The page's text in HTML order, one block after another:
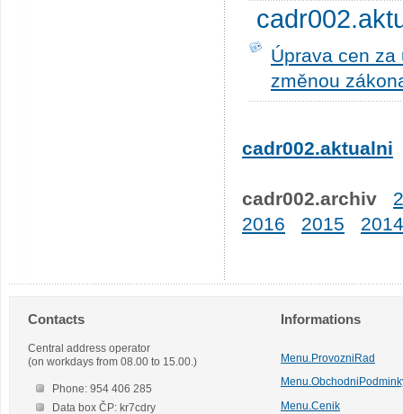
Úprava cen
změnou
cadr002.aktualni
cadr002.archiv
2016
2015 2014
Contacts
Central address operator
(on workdays from 08.00 to 15.00.)
Phone: 954 406 285
Data box ČP: kr7cdry
Informations
Menu.ProvozniRad
Menu.Cenik